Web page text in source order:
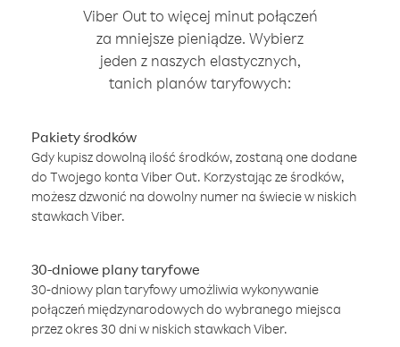
Viber Out to więcej minut połączeń
za mniejsze pieniądze. Wybierz
jeden z naszych elastycznych,
tanich planów taryfowych:
Pakiety środków
Gdy kupisz dowolną ilość środków, zostaną one dodane
do Twojego konta Viber Out. Korzystając ze środków,
możesz dzwonić na dowolny numer na świecie w niskich
stawkach Viber.
30-dniowe plany taryfowe
30-dniowy plan taryfowy umożliwia wykonywanie
połączeń międzynarodowych do wybranego miejsca
przez okres 30 dni w niskich stawkach Viber.